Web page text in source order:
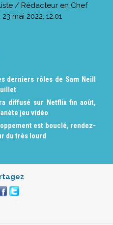
/ Rédacteur en Chef
mai 2022, 12:01
derniers rôles de Sam Neill
diffusé sur Netflix fin août,
jeu vidéo
est bouclé, rendez-
du très lourd